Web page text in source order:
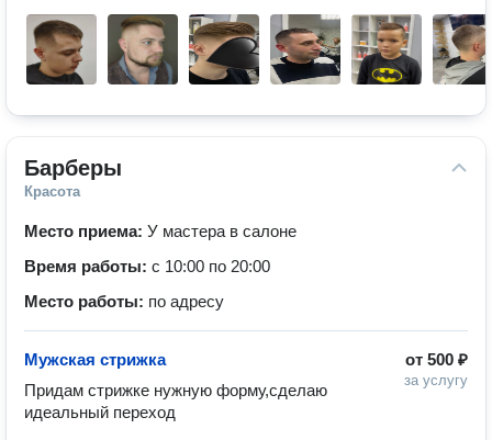
Барберы
Красота
Место приема: У мастера в салоне
Время работы: с 10:00 по 20:00
Место работы: по адресу
от 500 ₽
за услугу
Мужская стрижка
Придам стрижке нужную форму,сделаю
идеальный переход